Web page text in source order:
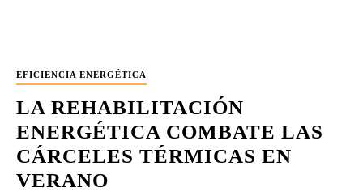
EFICIENCIA ENERGÉTICA
LA REHABILITACIÓN
ENERGÉTICA COMBATE LAS
CÁRCELES TÉRMICAS EN
VERANO